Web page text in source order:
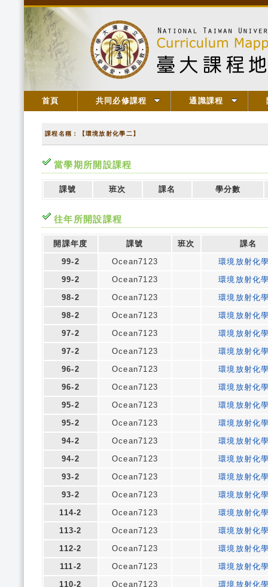
首頁 共同必修課程 通識課程
課程名稱：【環境放射化學二】
當學期所開設課程
課號 班次 課名 學分數
往年所開設課程
開課年度 課號 班次
課名
99-2
Ocean7123
環境放射化
99-2
Ocean7123
環境放射化
98-2
Ocean7123
環境放射化
98-2
Ocean7123
環境放射化
97-2
Ocean7123
環境放射化
97-2
Ocean7123
環境放射化
96-2
Ocean7123
環境放射化
96-2
Ocean7123
環境放射化
95-2
Ocean7123
環境放射化
95-2
Ocean7123
環境放射化
94-2
Ocean7123
環境放射化
94-2
Ocean7123
環境放射化
93-2
Ocean7123
環境放射化
93-2
Ocean7123
環境放射化
114-2
Ocean7123
環境放射化
113-2
Ocean7123
環境放射化
112-2
Ocean7123
環境放射化
111-2
Ocean7123
環境放射化
110-2
Ocean7123
環境放射化